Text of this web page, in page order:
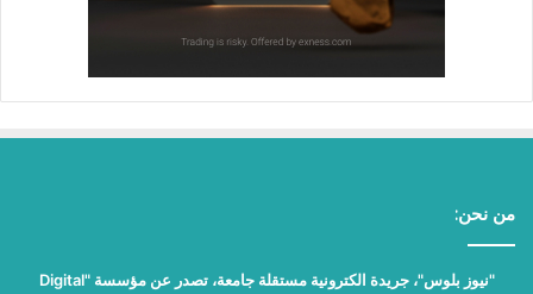
من نحن:
"نيوز بلوس"، جريدة الكترونية مستقلة جامعة، تصدر عن مؤسسة "Digital